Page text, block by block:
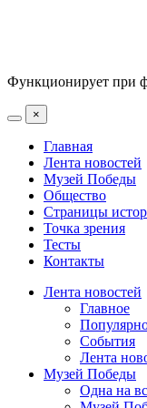
Функционирует при
×
Главная
Лента новостей
Музей Победы
Общество
Страницы
Точка зрения
Тесты
Контакты
Лента новостей
Главное
События
Лента
Музей Победы
Одна на